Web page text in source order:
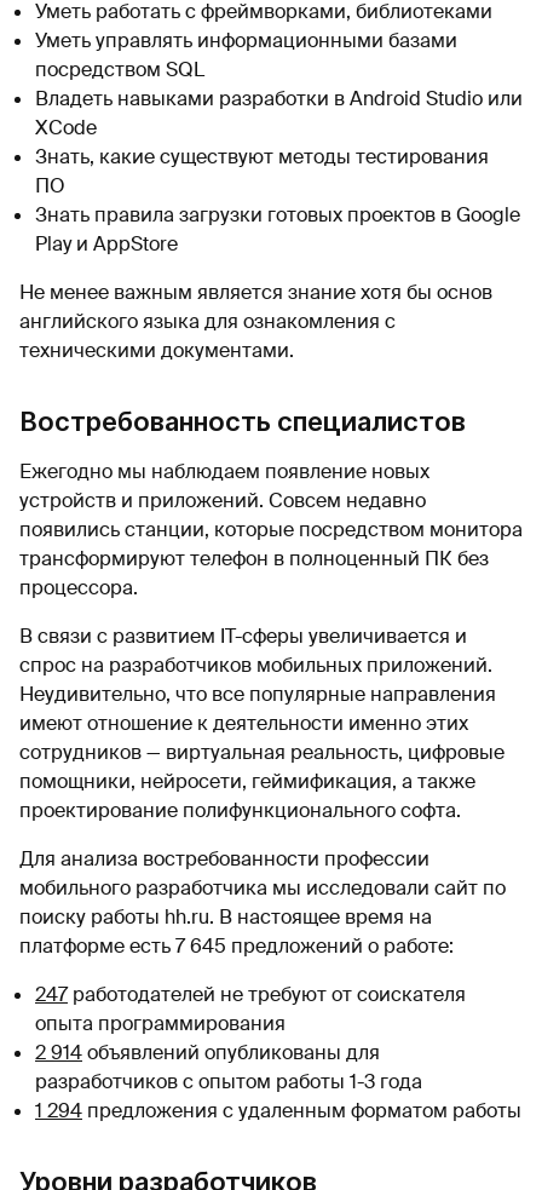
Уметь работать с фреймворками, библиотеками
Уметь управлять информационными базами
посредством SQL
Владеть навыками разработки в Android Studio или
XCode
Знать, какие существуют методы тестирования
ПО
Знать правила загрузки готовых проектов в Google
Play и AppStore
Не менее важным является знание хотя бы основ
английского языка для ознакомления с
техническими документами.
Востребованность специалистов
Ежегодно мы наблюдаем появление новых
устройств и приложений. Совсем недавно
появились станции, которые посредством монитора
трансформируют телефон в полноценный ПК без
процессора.
В связи с развитием IT-сферы увеличивается и
спрос на разработчиков мобильных приложений.
Неудивительно, что все популярные направления
имеют отношение к деятельности именно этих
сотрудников — виртуальная реальность, цифровые
помощники, нейросети, геймификация, а также
проектирование полифункционального софта.
Для анализа востребованности профессии
мобильного разработчика мы исследовали сайт по
поиску работы hh.ru. В настоящее время на
платформе есть 7 645 предложений о работе:
247работодателей не требуют от соискателя
опыта программирования
2 914объявлений опубликованы для
разработчиков с опытом работы 1-3 года
1 294 предложения с удаленным форматом работы
Уровни разработчиков